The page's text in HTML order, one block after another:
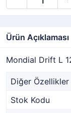
Ürün Açıklaması
Mondial Drift L
Diğer Özellikler
Stok Kodu